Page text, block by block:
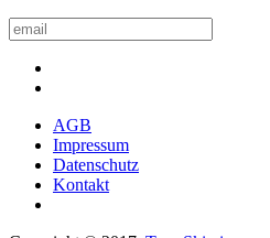
AGB
Impressum
Datenschutz
Kontakt